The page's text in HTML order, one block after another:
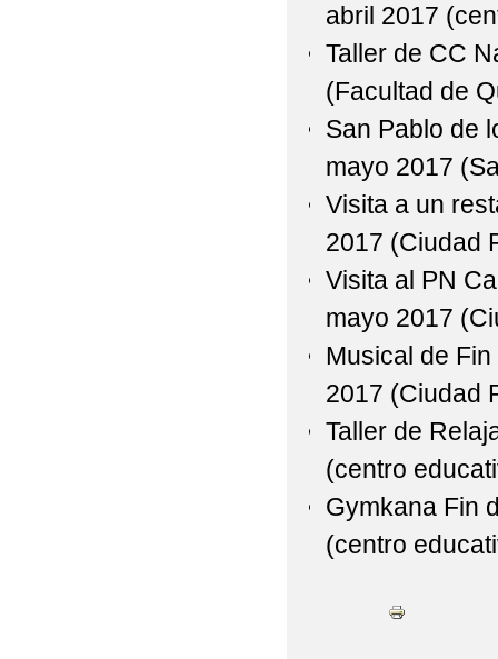
abril 2017
Taller de CC
(Facultad de
San Pablo de
mayo 2017
Visita a un
2017 (Ciudad
Visita al PN
mayo 2017
Musical de
2017 (Ciudad
Taller de
(centro
Gymkana Fin
(centro